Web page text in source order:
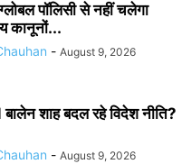
पॉलिसी से नहीं चलेगा
कानूनों...
- August 9, 2026
शाह बदल रहे विदेश नीति?
- August 9, 2026